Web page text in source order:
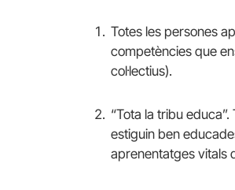
Totes les persones
competències que
col·lectius).
“Tota la tribu
estiguin ben
aprenentatges vitals